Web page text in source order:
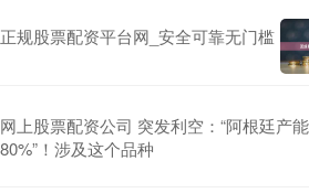
正规股票配资平台网_安全可靠无门槛
网上股票配资公司 突发利空：“阿根廷产
80%”！涉及这个品种